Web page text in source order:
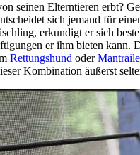
seinen Elterntieren erbt?
sich jemand für
erkundigt er sich
er ihm bieten kann.
Rettungshund oder
Kombination äußerst